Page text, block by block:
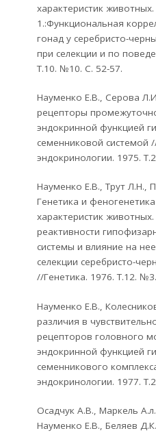
характеристик
1.:Функциональная
гонад у серебристо-
при селекции и по
Т.10. №10. С. 52-57.
Науменко Е.В., Серова
рецепторы
эндокринной функцией
семенниковой системой
эндокринологии. 1975.
Науменко Е.В., Трут Л.Н.,
Генетика и
характеристик
реактивности
системы и влияние на
селекции серебристо-
//Генетика. 1976. Т.12.
Науменко Е.В.,
различия в
рецепторов головного
эндокринной функцией
семенникового
эндокринологии. 1977.
Осадчук А.В., Маркель
Науменко Е.В., Беляев